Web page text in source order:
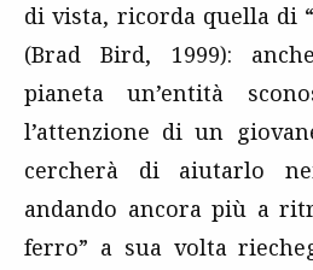
di vista, ricorda quella di
(Brad Bird, 1999):
pianeta un’entità
l’attenzione di un
cercherà di aiutarlo
andando ancora più a
ferro” a sua volta